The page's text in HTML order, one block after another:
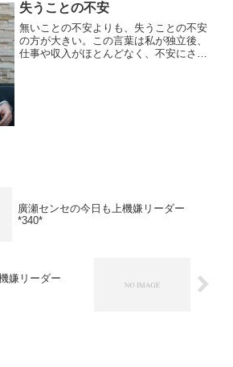
失うことの不安
無いことの不安よりも、失うことの不安
の方が大きい。この言葉は私が独立後、
仕事や収入がほとんどなく、不安にさい
廣瀬センセの今日も上機嫌リーダー
*340*
嫌リーダー